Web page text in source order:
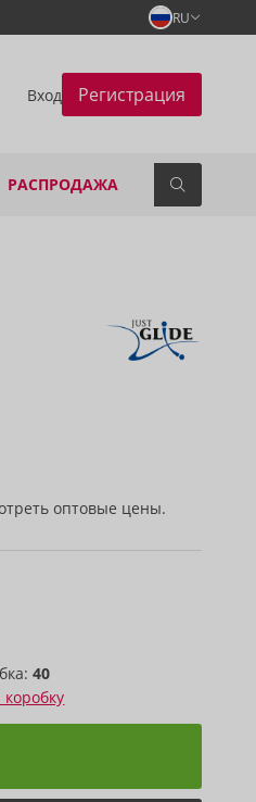
RU
Вход Регистрация
РАСПРОДАЖА
оптовые цены.
40